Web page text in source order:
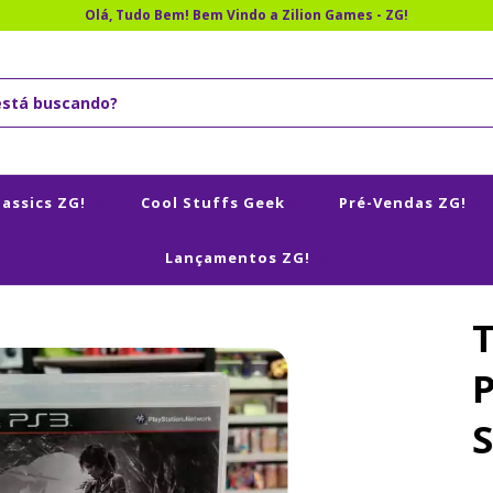
Olá, Tudo Bem! Bem Vindo a Zilion Games - ZG!
ZG! Cool Stuffs Geek Pré-Vendas ZG!
Lançamentos ZG!